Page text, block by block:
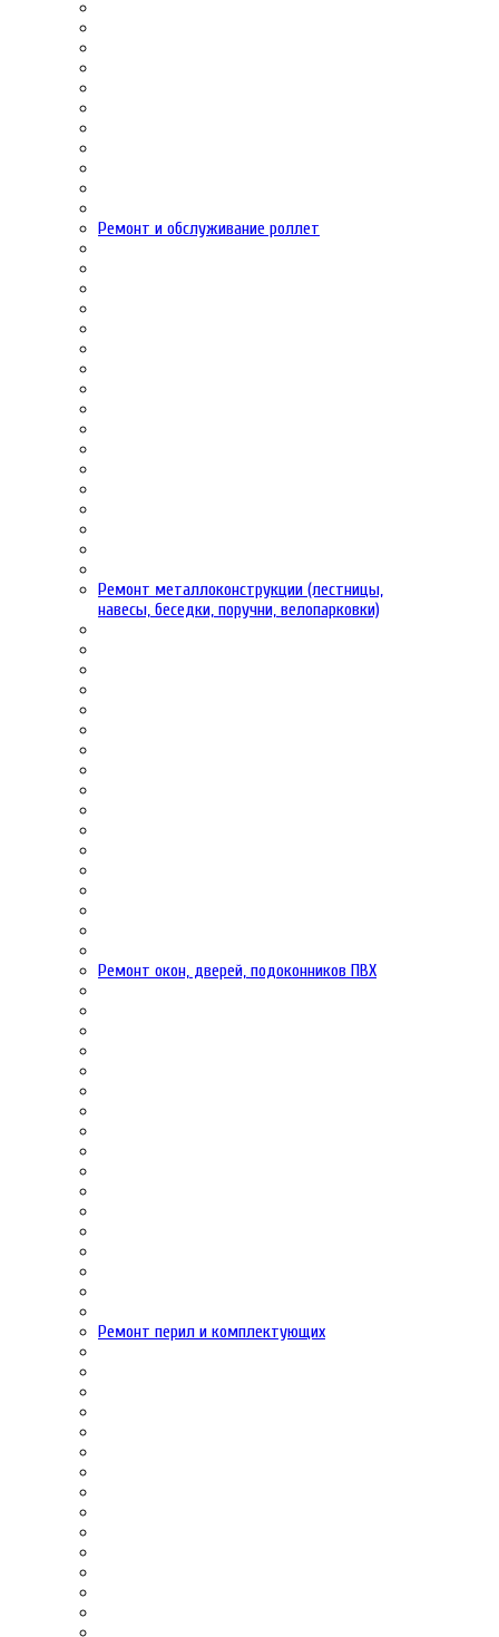
Ремонт и обслуживание роллет
Ремонт металлоконструкции (лестницы,
навесы, беседки, поручни, велопарковки)
Ремонт окон, дверей, подоконников ПВХ
Ремонт перил и комплектующих